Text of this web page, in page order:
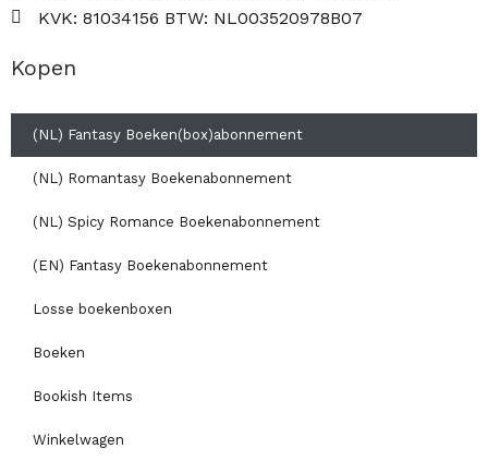
KVK: 81034156 BTW: NL003520978B07
Kopen
(NL) Fantasy Boeken(box)abonnement
(NL) Romantasy Boekenabonnement
(NL) Spicy Romance Boekenabonnement
(EN) Fantasy Boekenabonnement
Losse boekenboxen
Boeken
Bookish Items
Winkelwagen